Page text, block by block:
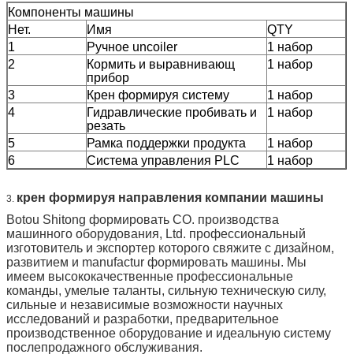
Компоненты машины
Нет.
Имя
QTY
1
Ручное uncoiler
1 набор
2
Кормить и выравнивающ
прибор
1 набор
3 Крен формируя систему
1 набор
4
Гидравлические пробивать и
резать
1 набор
5 Рамка поддержки продукта
1 набор
6
Система управления PLC 1 набор
3. крен формируя направления компании машины
Botou Shitong формировать CO. производства
машинного оборудования, Ltd. профессиональный
изготовитель и экспортер которого свяжите с дизайном,
развитием и manufactur формировать машины. Мы
имеем высококачественные профессиональные
команды, умелые таланты, сильную техническую силу,
сильные и независимые возможности научных
исследований и разработки, предварительное
производственное оборудование и идеальную систему
послепродажного обслуживания.